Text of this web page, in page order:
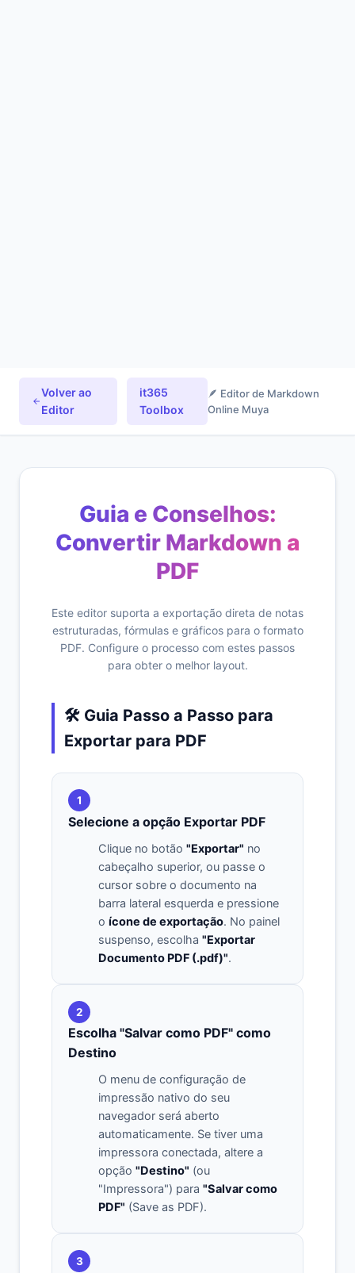
Volver ao
Editor
it365
Toolbox
🪶 Editor de Markdown
Online Muya
Guia e Conselhos:
Convertir Markdown a
PDF
Este editor suporta a exportação direta de notas
estruturadas, fórmulas e gráficos para o formato
PDF. Configure o processo com estes passos
para obter o melhor layout.
🛠️ Guia Passo a Passo para
Exportar para PDF
1
Selecione a opção Exportar PDF
Clique no botão "Exportar" no
cabeçalho superior, ou passe o
cursor sobre o documento na
barra lateral esquerda e pressione
o ícone de exportação. No painel
suspenso, escolha "Exportar
Documento PDF (.pdf)".
2
Escolha "Salvar como PDF" como
Destino
O menu de configuração de
impressão nativo do seu
navegador será aberto
automaticamente. Se tiver uma
impressora conectada, altere a
opção "Destino" (ou
"Impressora") para "Salvar como
PDF" (Save as PDF).
3